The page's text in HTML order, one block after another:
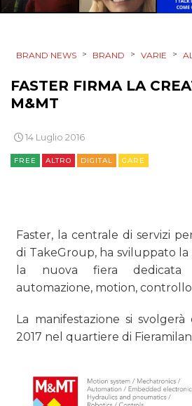
RICERCHE
NORMATIVE
CASE HISTORY
OPINIONI
BRAND NEWS > BRAND > VARIE >
FASTER FIRMA LA
M&MT
14 Luglio 2016
FREE ALTRO DIGITAL GARE
Faster, la centrale di servizi
di TakeGroup, ha sviluppato la
la nuova fiera dedicata
automazione, motion,
La manifestazione si
2017 nel quartiere di